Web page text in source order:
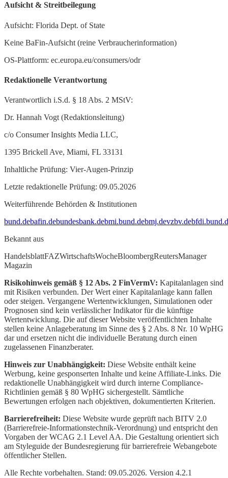
Aufsicht & Streitbeilegung
Aufsicht: Florida Dept. of State
Keine BaFin-Aufsicht (reine Verbraucherinformation)
OS-Plattform: ec.europa.eu/consumers/odr
Redaktionelle Verantwortung
Verantwortlich i.S.d. § 18 Abs. 2 MStV:
Dr. Hannah Vogt (Redaktionsleitung)
c/o Consumer Insights Media LLC,
1395 Brickell Ave, Miami, FL 33131
Inhaltliche Prüfung: Vier-Augen-Prinzip
Letzte redaktionelle Prüfung: 09.05.2026
Weiterführende Behörden & Institutionen
bund.debafin.debundesbank.debmi.bund.debmj.devzbv.de
Bekannt aus
HandelsblattFAZWirtschaftsWocheBloombergReutersManager
Magazin
Risikohinweis gemäß § 12 Abs. 2 FinVermV: Kapitalanlagen sind
mit Risiken verbunden. Der Wert einer Kapitalanlage kann fallen
oder steigen. Vergangene Wertentwicklungen, Simulationen oder
Prognosen sind kein verlässlicher Indikator für die künftige
Wertentwicklung. Die auf dieser Website veröffentlichten Inhalte
stellen keine Anlageberatung im Sinne des § 2 Abs. 8 Nr. 10 WpHG
dar und ersetzen nicht die individuelle Beratung durch einen
zugelassenen Finanzberater.
Hinweis zur Unabhängigkeit: Diese Website enthält keine
Werbung, keine gesponserten Inhalte und keine Affiliate-Links. Die
redaktionelle Unabhängigkeit wird durch interne Compliance-
Richtlinien gemäß § 80 WpHG sichergestellt. Sämtliche
Bewertungen erfolgen nach objektiven, dokumentierten Kriterien.
Barrierefreiheit: Diese Website wurde geprüft nach BITV 2.0
(Barrierefreie-Informationstechnik-Verordnung) und entspricht den
Vorgaben der WCAG 2.1 Level AA. Die Gestaltung orientiert sich
am Styleguide der Bundesregierung für barrierefreie Webangebote
öffentlicher Stellen.
Alle Rechte vorbehalten. Stand: 09.05.2026. Version 4.2.1